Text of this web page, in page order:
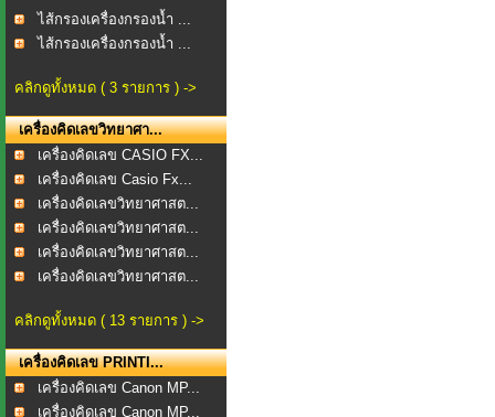
ไส้กรองเครื่องกรองน้ำ ...
ไส้กรองเครื่องกรองน้ำ ...
คลิกดูทั้งหมด ( 3 รายการ ) ->
เครื่องคิดเลขวิทยาศา...
เครื่องคิดเลข CASIO FX...
เครื่องคิดเลข Casio Fx...
เครื่องคิดเลขวิทยาศาสต...
เครื่องคิดเลขวิทยาศาสต...
เครื่องคิดเลขวิทยาศาสต...
เครื่องคิดเลขวิทยาศาสต...
คลิกดูทั้งหมด ( 13 รายการ ) ->
เครื่องคิดเลข PRINTI...
เครื่องคิดเลข Canon MP...
เครื่องคิดเลข Canon MP...